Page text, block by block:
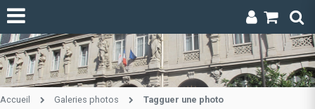
Accueil Galeries photos Tagguer une photo